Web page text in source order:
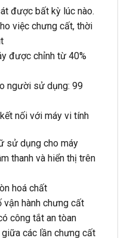
được bất kỳ lúc nào.
việc chưng cất, thời
được chỉnh từ 40%
người sử dụng: 99
nối với máy vi tính
sử dụng cho máy
thanh và hiển thị trên
hoá chất
hành chưng cất
công tắt an tòan
giữa các lần chưng cất